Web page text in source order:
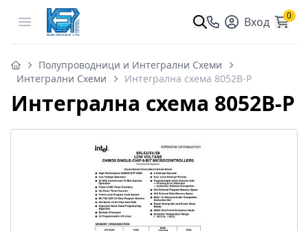
Open menu Вход 0
Полупроводници и Интегрални Схеми
Интегрални Схеми
Интегрална схема 8052B-P
Интегрална схема 8052B-P